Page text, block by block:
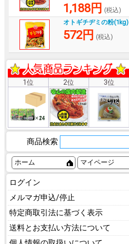
1,188円 (税込)
オトギチヂミの粉(1kg)
572円 (税込)
1位 2位 3位
商品検索
ホーム マイページ
ログイン
メルマガ申込/停止
特定商取引法に基づく表示
送料とお支払い方法について